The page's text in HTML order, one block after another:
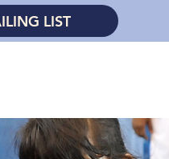
LIST